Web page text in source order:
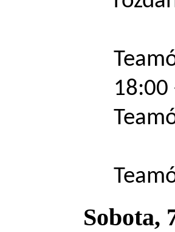
Sobota,